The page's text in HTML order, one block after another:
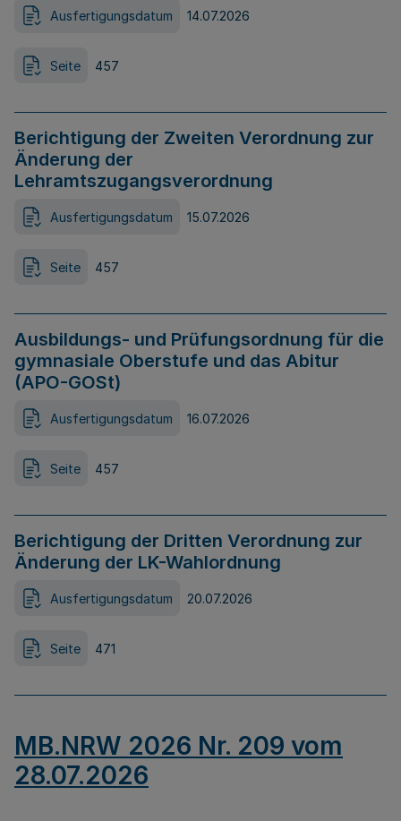
Ausfertigungsdatum 14.07.2026
Seite 457
Berichtigung der Zweiten Verordnung zur
Änderung der
Lehramtszugangsverordnung
Ausfertigungsdatum 15.07.2026
Seite 457
Ausbildungs- und Prüfungsordnung für die
gymnasiale Oberstufe und das Abitur
(APO-GOSt)
Ausfertigungsdatum 16.07.2026
Seite 457
Berichtigung der Dritten Verordnung zur
Änderung der LK-Wahlordnung
Ausfertigungsdatum 20.07.2026
Seite 471
MB.NRW 2026 Nr. 209 vom
28.07.2026